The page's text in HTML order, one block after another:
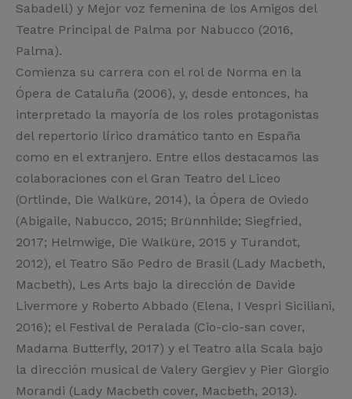
Sabadell) y Mejor voz femenina de los Amigos del
Teatre Principal de Palma por Nabucco (2016,
Palma).
Comienza su carrera con el rol de Norma en la
Ópera de Cataluña (2006), y, desde entonces, ha
interpretado la mayoría de los roles protagonistas
del repertorio lírico dramático tanto en España
como en el extranjero. Entre ellos destacamos las
colaboraciones con el Gran Teatro del Liceo
(Ortlinde, Die Walküre, 2014), la Ópera de Oviedo
(Abigaile, Nabucco, 2015; Brünnhilde; Siegfried,
2017; Helmwige, Die Walküre, 2015 y Turandot,
2012), el Teatro São Pedro de Brasil (Lady Macbeth,
Macbeth), Les Arts bajo la dirección de Davide
Livermore y Roberto Abbado (Elena, I Vespri Siciliani,
2016); el Festival de Peralada (Cio-cio-san cover,
Madama Butterfly, 2017) y el Teatro alla Scala bajo
la dirección musical de Valery Gergiev y Pier Giorgio
Morandi (Lady Macbeth cover, Macbeth, 2013).